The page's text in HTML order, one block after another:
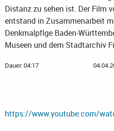
Distanz zu sehen ist. Der Film
entstand in Zusammenarbeit
Denkmalpflge Baden-
Museen und dem Stadtarchiv
Dauer: 04:17
https://www.youtube.com/